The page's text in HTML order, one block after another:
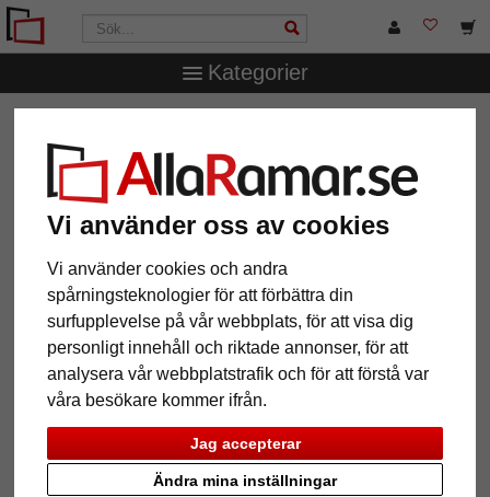
Vi använder oss av cookies
Vi använder cookies och andra
spårningsteknologier för att förbättra din
surfupplevelse på vår webbplats, för att visa dig
personligt innehåll och riktade annonser, för att
analysera vår webbplatstrafik och för att förstå var
våra besökare kommer ifrån.
Jag accepterar
Ändra mina inställningar
Kategorier
12 Artiklar Populärast
Grid